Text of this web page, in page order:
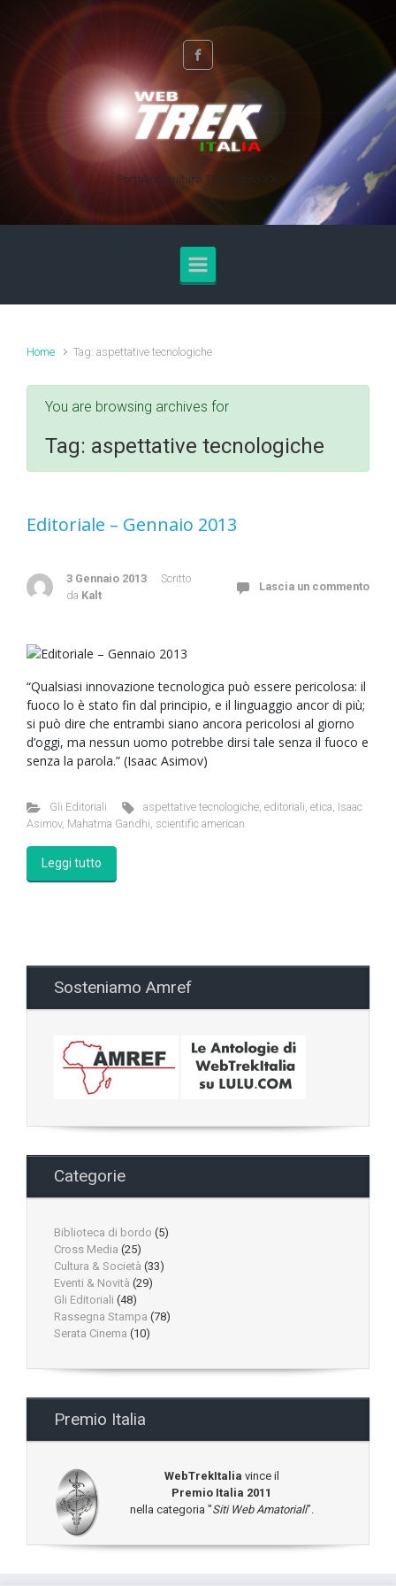
Skip to main content
Portale di cultura Trek - Anno XXI
Home Tag: aspettative tecnologiche
You are browsing archives for
Tag: aspettative tecnologiche
Editoriale – Gennaio 2013
3 Gennaio 2013
Scritto
da Kalt
Lascia un commento
“Qualsiasi innovazione tecnologica può essere pericolosa: il
fuoco lo è stato fin dal principio, e il linguaggio ancor di più;
si può dire che entrambi siano ancora pericolosi al giorno
d’oggi, ma nessun uomo potrebbe dirsi tale senza il fuoco e
senza la parola.” (Isaac Asimov)
Gli Editoriali aspettative tecnologiche,editoriali,etica, Isaac
Asimov, Mahatma Gandhi, scientific american
Leggi tutto
Sosteniamo Amref
Categorie
Biblioteca di bordo (5)
Cross Media (25)
Cultura & Società (33)
Eventi & Novità (29)
Gli Editoriali (48)
Rassegna Stampa (78)
Serata Cinema (10)
Premio Italia
WebTrekItalia vince il
Premio Italia 2011
nella categoria "Siti Web Amatoriali".